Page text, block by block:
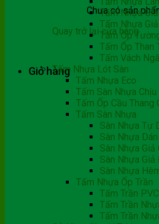
Chưa có sản
Quay trở lại cửa hàng
Giỏ hàng
Tấm Nhựa
Tấm Nhựa
Tấm Ốp
Tấm Ốp Than
Tấm Vách
Tấm Nhựa Lót Sàn
Tấm Nhựa Eco
Tấm Sàn Nhựa
Tấm Ốp Cầu Thang
Tấm Sàn Nhựa
Sàn Nhựa Tự
Sàn Nhựa
Sàn Nhựa Giả
Sàn Nhựa Giả
Sàn Nhựa
Tấm Nhựa Ốp Trần
Tấm Trần
Tấm Trần
Tấm Trần